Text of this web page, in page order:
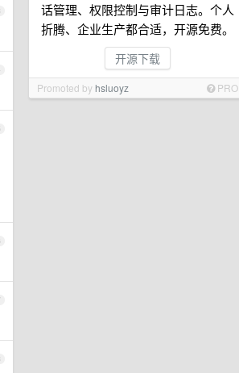
话管理、权限控制与审计日志。个人
折腾、企业生产都合适，开源免费。
开源下载
Promoted by hsluoyz PRO